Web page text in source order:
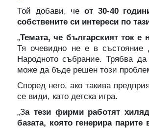
Той добави, чеот 30-40
собствените си интереси по
„Темата, че българският ток е
Тя очевидно не е в
Народното събрание. Трябва
може да бъде решен този
Според него, ако такива
се види, като детска игра.
„За тези фирми работят
базата, която генерира парите